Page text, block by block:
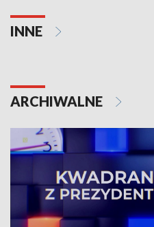
INNE
ARCHIWALNE